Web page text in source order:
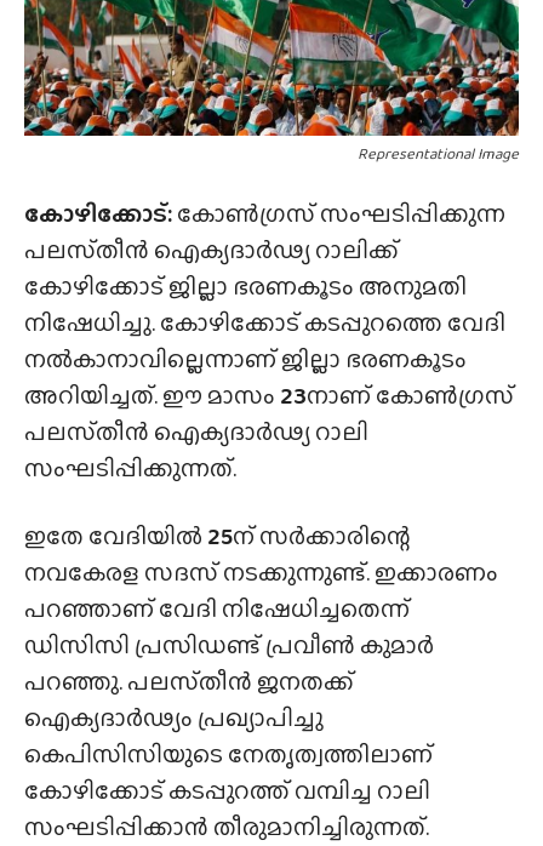
Representational Image
കോഴിക്കോട്:കോൺഗ്രസ് സംഘടിപ്പിക്കുന്ന
പലസ്‌തീൻ ഐക്യദാർഢ്യ റാലിക്ക്
കോഴിക്കോട് ജില്ലാ ഭരണകൂടം അനുമതി
നിഷേധിച്ചു. കോഴിക്കോട് കടപ്പുറത്തെ വേദി
നൽകാനാവില്ലെന്നാണ് ജില്ലാ ഭരണകൂടം
അറിയിച്ചത്. ഈ മാസം 23നാണ് കോൺഗ്രസ്
പലസ്‌തീൻ ഐക്യദാർഢ്യ റാലി
സംഘടിപ്പിക്കുന്നത്.
ഇതേ വേദിയിൽ 25ന് സർക്കാരിന്റെ
നവകേരള സദസ് നടക്കുന്നുണ്ട്. ഇക്കാരണം
പറഞ്ഞാണ് വേദി നിഷേധിച്ചതെന്ന്
ഡിസിസി പ്രസിഡണ്ട് പ്രവീൺ കുമാർ
പറഞ്ഞു. പലസ്‌തീൻ ജനതക്ക്
ഐക്യദാർഢ്യം പ്രഖ്യാപിച്ചു
കെപിസിസിയുടെ നേതൃത്വത്തിലാണ്
കോഴിക്കോട് കടപ്പുറത്ത് വമ്പിച്ച റാലി
സംഘടിപ്പിക്കാൻ തീരുമാനിച്ചിരുന്നത്.